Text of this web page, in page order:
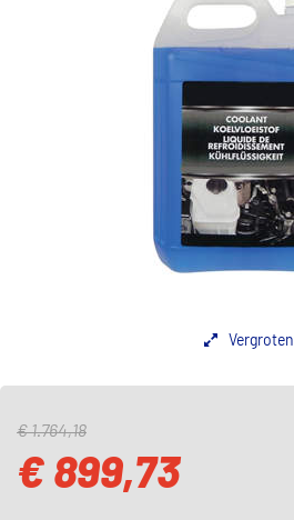
Vergroten
€ 1.764,18
€ 899,73